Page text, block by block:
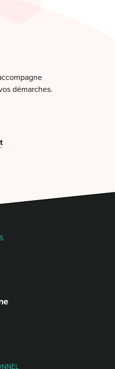
démarches.